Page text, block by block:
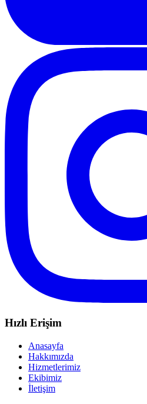
Hızlı Erişim
Anasayfa
Hakkımızda
Hizmetlerimiz
Ekibimiz
İletişim